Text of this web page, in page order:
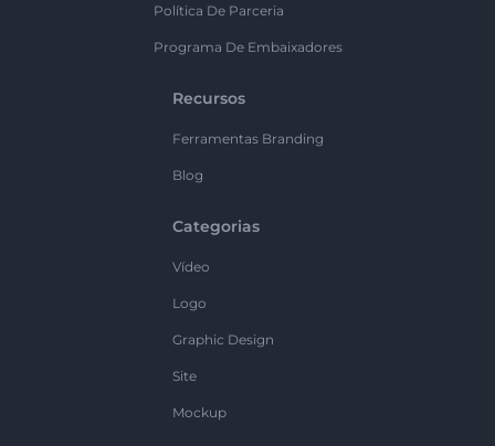
Política De Parceria
Programa De Embaixadores
Recursos
Ferramentas Branding
Blog
Categorias
Vídeo
Logo
Graphic Design
Site
Mockup